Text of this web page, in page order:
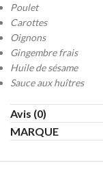
Poulet
Carottes
Oignons
Gingembre frais
Huile de sésame
Sauce aux huîtres
Avis (0)
MARQUE